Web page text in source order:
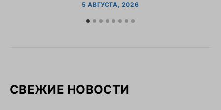
5 АВГУСТА, 2026
СВЕЖИЕ НОВОСТИ